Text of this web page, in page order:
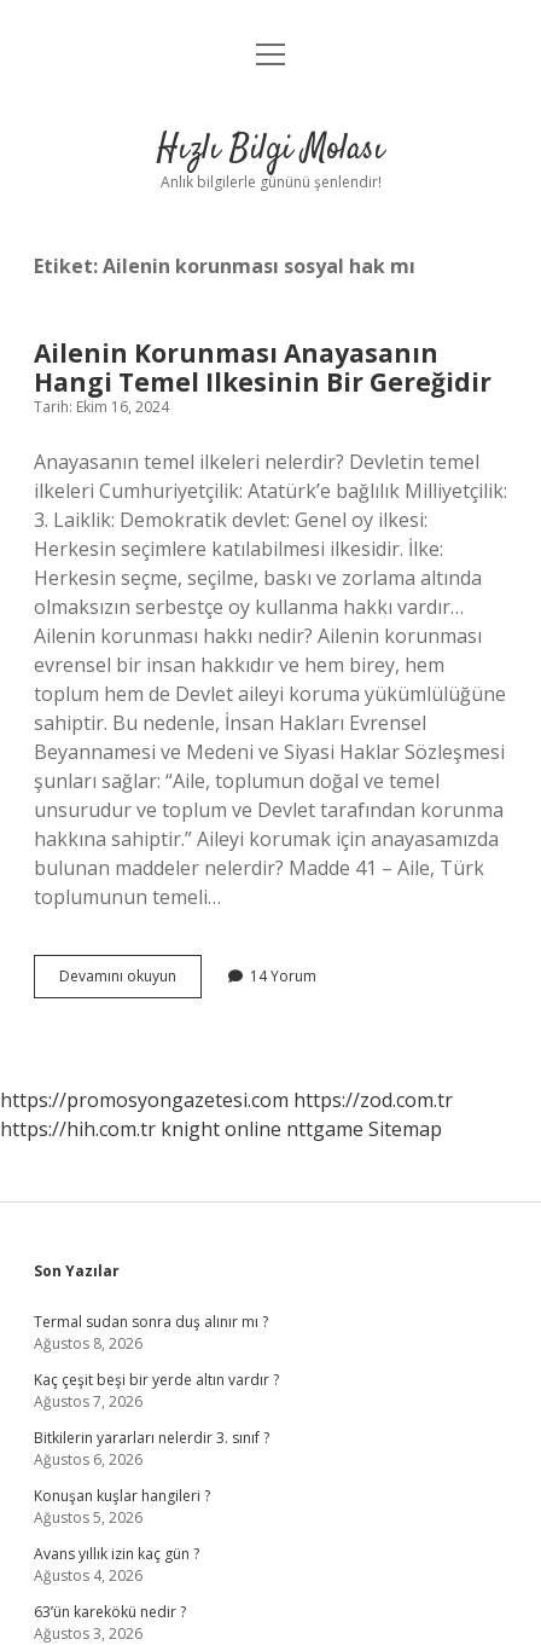
Anasayfa
Yasal Uyarı
menüyü
Hızlı Bilgi Molası
Anlık bilgilerle gününü şenlendir!
Etiket:Ailenin korunması sosyal hak mı
Ailenin Korunması Anayasanın
Hangi Temel Ilkesinin Bir Gereğidir
Tarih: Ekim 16, 2024
Anayasanın temel ilkeleri nelerdir? Devletin temel
ilkeleri Cumhuriyetçilik: Atatürk’e bağlılık Milliyetçilik:
3. Laiklik: Demokratik devlet: Genel oy ilkesi:
Herkesin seçimlere katılabilmesi ilkesidir. İlke:
Herkesin seçme, seçilme, baskı ve zorlama altında
olmaksızın serbestçe oy kullanma hakkı vardır…
Ailenin korunması hakkı nedir? Ailenin korunması
evrensel bir insan hakkıdır ve hem birey, hem
toplum hem de Devlet aileyi koruma yükümlülüğüne
sahiptir. Bu nedenle, İnsan Hakları Evrensel
Beyannamesi ve Medeni ve Siyasi Haklar Sözleşmesi
şunları sağlar: “Aile, toplumun doğal ve temel
unsurudur ve toplum ve Devlet tarafından korunma
hakkına sahiptir.” Aileyi korumak için anayasamızda
bulunan maddeler nelerdir? Madde 41 – Aile, Türk
toplumunun temeli…
Devamını okuyun
Korunması
Bir
Gereğidir
14 Yorum
https://promosyongazetesi.com https://zod.com.tr
https://hih.com.tr knight online nttgame Sitemap
Sidebar
Son Yazılar
Termal sudan sonra duş alınır mı ?
Ağustos 8, 2026
Kaç çeşit beşi bir yerde altın vardır ?
Ağustos 7, 2026
Bitkilerin yararları nelerdir 3. sınıf ?
Ağustos 6, 2026
Konuşan kuşlar hangileri ?
Ağustos 5, 2026
Avans yıllık izin kaç gün ?
Ağustos 4, 2026
63’ün karekökü nedir ?
Ağustos 3, 2026